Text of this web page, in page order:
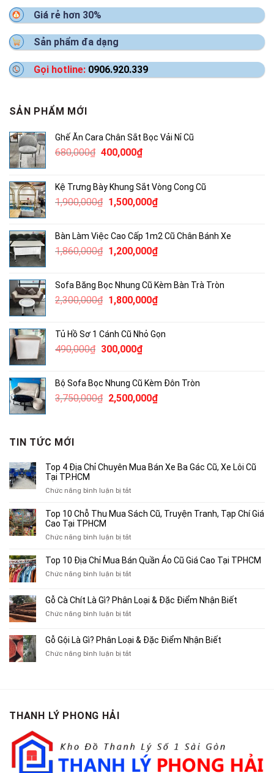
Giá rẻ hơn 30%
Sản phẩm đa dạng
Gọi hotline: 0906.920.339
SẢN PHẨM MỚI
Ghế Ăn Cara Chân Sắt Bọc Vải Nỉ Cũ
680,000₫ Giá
680,000₫.
400,000₫Giá
là:
400,000₫.
Kệ Trưng Bày Khung Sắt Vòng Cong Cũ
1,900,000₫ Giá
1,900,000₫.
1,500,000₫Giá
là:
1,500,000₫.
Bàn Làm Việc Cao Cấp 1m2 Cũ Chân Bánh Xe
1,860,000₫ Giá
1,860,000₫.
1,200,000₫Giá
là:
1,200,000₫.
Sofa Băng Bọc Nhung Cũ Kèm Bàn Trà Tròn
2,300,000₫ Giá
2,300,000₫.
1,800,000₫Giá
là:
Tủ Hồ Sơ 1 Cánh Cũ Nhỏ Gọn
490,000₫ Giá
490,000₫.
300,000₫Giá
là:
300,000₫.
Bộ Sofa Bọc Nhung Cũ Kèm Đôn Tròn
3,750,000₫ Giá
2,500,000₫Giá
TIN TỨC MỚI
Top 4 Địa Chỉ Chuyên Mua Bán Xe Ba Gác Cũ, Xe Lôi Cũ
Tại TP.HCM
Chức năng bình luận bị tắtở
4
Bán
Xe
Cũ,
Xe
Cũ
TP.HCM
Top 10 Chỗ Thu Mua Sách Cũ, Truyện Tranh, Tạp Chí Giá
Cao Tại TPHCM
Chức năng bình luận bị tắtở
10
Thu
Sách
Tạp
Chí
Top 10 Địa Chỉ Mua Bán Quần Áo Cũ Giá Cao Tại TPHCM
Chức năng bình luận bị tắtở
Địa
Chỉ
Bán
Áo
Gỗ Cà Chít Là Gì? Phân Loại & Đặc Điểm Nhận Biết
Chức năng bình luận bị tắtở
Chít
Là
Gỗ Gội Là Gì? Phân Loại & Đặc Điểm Nhận Biết
Chức năng bình luận bị tắtở
Điểm
Nhận
Biết
THANH LÝ PHONG HẢI